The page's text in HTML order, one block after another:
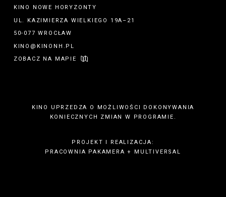
KINO NOWE HORYZONTY
UL. KAZIMIERZA WIELKIEGO 19A–21
50-077 WROCŁAW
KINO@KINONH.PL
ZOBACZ NA MAPIE
KINO UPRZEDZA O MOŻLIWOŚCI DOKONYWANIA
KONIECZNYCH ZMIAN W PROGRAMIE.
PROJEKT I REALIZACJA:
PRACOWNIA PAKAMERA + MULTIVERSAL